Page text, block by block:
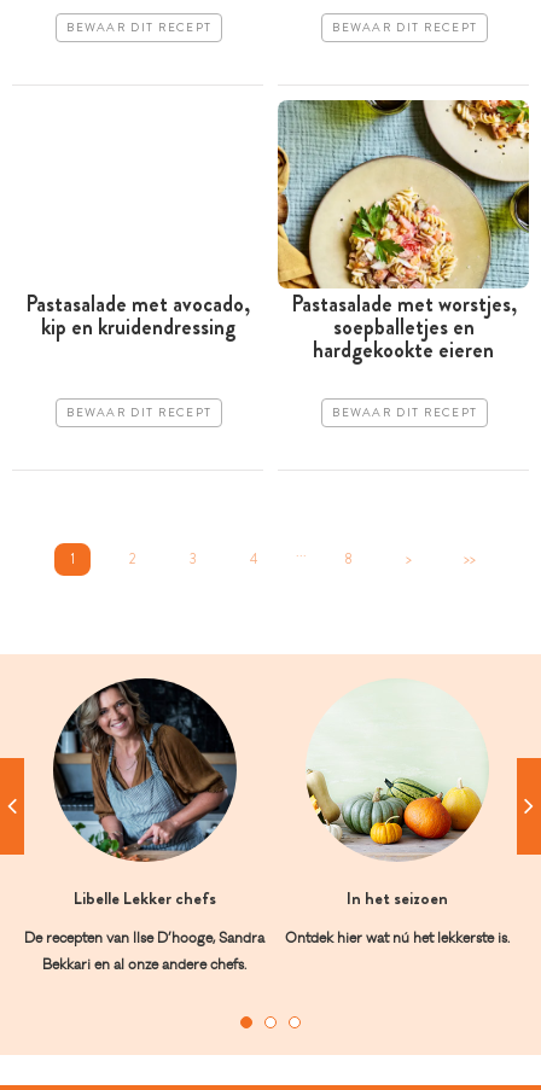
BEWAAR DIT RECEPT BEWAAR DIT RECEPT
Pastasalade met avocado,
kip en kruidendressing
BEWAAR DIT RECEPT
Pastasalade met worstjes,
soepballetjes en
hardgekookte eieren
BEWAAR DIT RECEPT
1 2 3 4 ... 8 > >>
Libelle Lekker chefs
De recepten van Ilse D’hooge, Sandra
Bekkari en al onze andere chefs.
In het seizoen
Ontdek hier wat nú het lekkerste is.